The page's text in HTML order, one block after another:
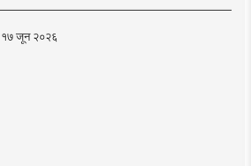
१७ जून २०२६